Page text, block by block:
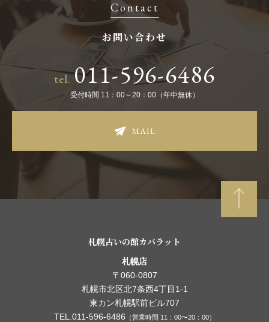
Contact
お問い合わせ
tel.011-596-6486
受付時間 11：00～20：00（年中無休）
MAIL
札幌占いの館カバラット
札幌店
〒060-0807
札幌市北区北7条西4丁目1-1
東カン札幌駅前ビル707
TEL.011-596-6486 （営業時間 11：00〜20：00）